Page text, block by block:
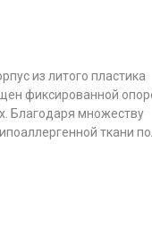
из литого пластика
фиксированной
Благодаря множеству
ткани